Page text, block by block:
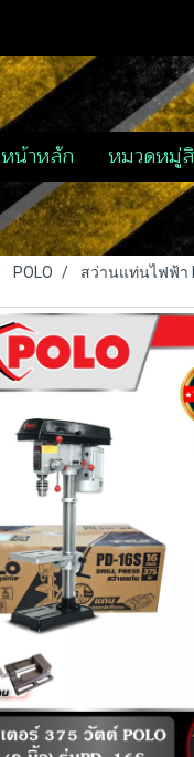
หน้าหลัก หมวดหมู่
POLO สว่านแท่นไฟฟ้า